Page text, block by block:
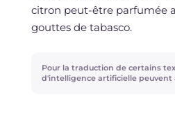
citron peut-être parfumée
gouttes de tabasco.
Pour la traduction de certains
d'intelligence artificielle peuvent